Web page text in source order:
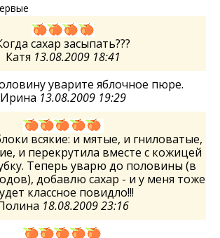
сахар засыпать???
Катя 13.08.2009 18:41
уварите яблочное пюре.
Ирина 13.08.2009 19:29
всякие: и мятые, и гниловатые,
и перекрутила вместе с кожицей
Теперь уварю до половины (в
добавлю сахар - и у меня тоже
классное повидло!!!
18.08.2009 23:16